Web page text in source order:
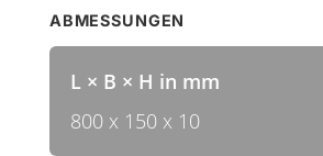
ABMESSUNGEN
L × B × H in mm
800 x 150 x 10